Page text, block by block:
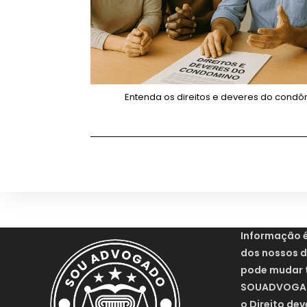
Entenda os direitos e deveres do
Informação
dos nossos
pode mudar
o Direito